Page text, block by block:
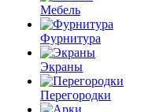
Мебель
Фурнитура
Экраны
Перегородки